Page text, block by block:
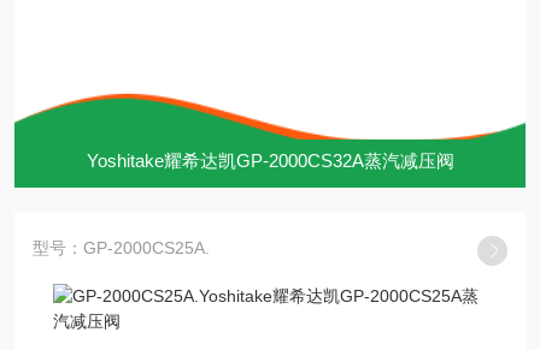
Yoshitake耀希达凯GP-2000CS32A蒸汽减压阀
型号：GP-2000CS25A.